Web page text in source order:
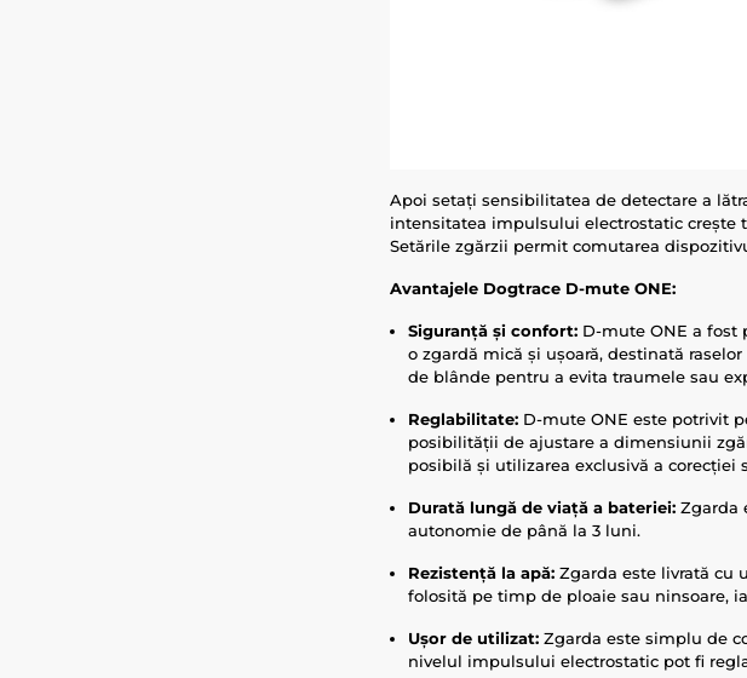
Apoi setați sensibilitatea de detectare a
intensitatea impulsului electrostatic crește
Setările zgărzii permit comutarea
Avantajele Dogtrace D-mute ONE:
Siguranță și confort: D-mute ONE a fost
o zgardă mică și ușoară, destinată
de blânde pentru a evita traumele sau
Reglabilitate: D-mute ONE este potrivit
posibilității de ajustare a dimensiunii
posibilă și utilizarea exclusivă a corecției
Durată lungă de viață a bateriei: Zgarda
autonomie de până la 3 luni.
Rezistență la apă: Zgarda este livrată cu
folosită pe timp de ploaie sau ninsoare,
Ușor de utilizat: Zgarda este simplu de
nivelul impulsului electrostatic pot fi